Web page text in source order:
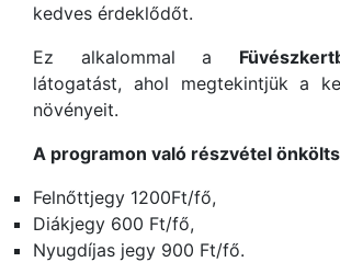
kedves érdeklődőt.
Ez alkalommal a
látogatást, ahol megtekintjük a
növényeit.
A programon való részvétel
Felnőttjegy 1200Ft/fő,
Diákjegy 600 Ft/fő,
Nyugdíjas jegy 900 Ft/fő.